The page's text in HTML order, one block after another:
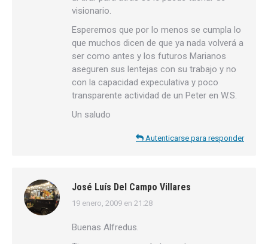
visionario.
Esperemos que por lo menos se cumpla lo
que muchos dicen de que ya nada volverá a
ser como antes y los futuros Marianos
aseguren sus lentejas con su trabajo y no
con la capacidad expeculativa y poco
transparente actividad de un Peter en W.S.
Un saludo
Autenticarse para responder
José Luís Del Campo Villares
dice:
19 enero, 2009 en 21:28
Buenas Alfredus.